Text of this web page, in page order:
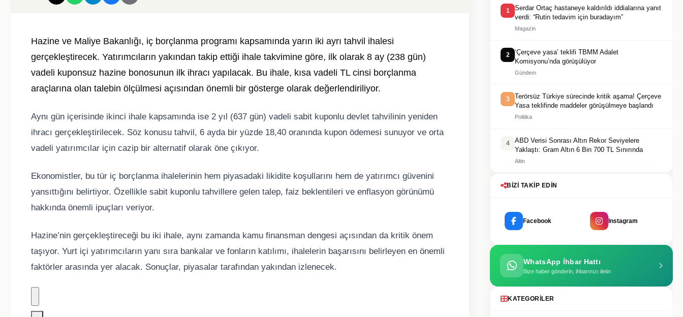
Hazine ve Maliye Bakanlığı, iç borçlanma programı kapsamında yarın iki ayrı tahvil ihalesi
gerçekleştirecek. Yatırımcıların yakından takip ettiği ihale takvimine göre, ilk olarak 8 ay (238 gün)
vadeli kuponsuz hazine bonosunun ilk ihracı yapılacak. Bu ihale, kısa vadeli TL cinsi borçlanma
araçlarına olan talebin ölçülmesi açısından önemli bir gösterge olarak değerlendiriliyor.
Aynı gün içerisinde ikinci ihale kapsamında ise 2 yıl (637 gün) vadeli sabit kuponlu devlet tahvilinin yeniden
ihracı gerçekleştirilecek. Söz konusu tahvil, 6 ayda bir yüzde 18,40 oranında kupon ödemesi sunuyor ve orta
vadeli yatırımcılar için cazip bir alternatif olarak öne çıkıyor.
Ekonomistler, bu tür iç borçlanma ihalelerinin hem piyasadaki likidite koşullarını hem de yatırımcı güvenini
yansıttığını belirtiyor. Özellikle sabit kuponlu tahvillere gelen talep, faiz beklentileri ve enflasyon görünümü
hakkında önemli ipuçları veriyor.
Hazine’nin gerçekleştireceği bu iki ihale, aynı zamanda kamu finansman dengesi açısından da kritik önem
taşıyor. Yurt içi yatırımcıların yanı sıra bankalar ve fonların katılımı, ihalelerin başarısını belirleyen en önemli
faktörler arasında yer alacak. Sonuçlar, piyasalar tarafından yakından izlenecek.
1
Serdar Ortaç hastaneye kaldırıldı iddialarına yanıt
verdi: “Rutin tedavim için buradayım”
Magazin
2
‘Çerçeve yasa’ teklifi TBMM Adalet
Komisyonu’nda görüşülüyor
Gündem
3
Terörsüz Türkiye sürecinde kritik aşama! Çerçeve
Yasa teklifinde maddeler görüşülmeye başlandı
Politika
4
ABD Verisi Sonrası Altın Rekor Seviyelere
Yaklaştı: Gram Altın 6 Bin 700 TL Sınırında
Altin
BIZI TAKIP EDIN
Facebook Instagram
WhatsApp İhbar Hattı
Bize haber gönderin, ihbarınızı iletin
KATEGORILER